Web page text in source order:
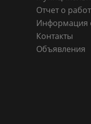
Отчет о
Информация
Контакты
Объявления